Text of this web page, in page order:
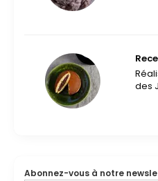
des
Abonnez-vous à notre